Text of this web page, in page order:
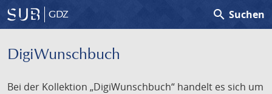
GDZ search Suchen
DigiWunschbuch
Bei der Kollektion „DigiWunschbuch“ handelt es sich um